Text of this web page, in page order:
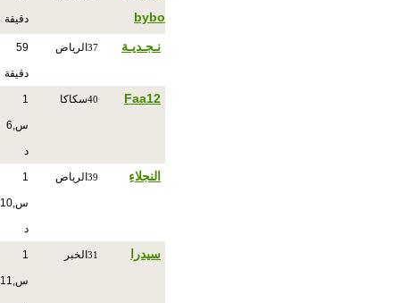
bybo
دقيقة
نـجـديـة 37 الرياض 59
دقيقة
Faa12
40سكاكا 1
س,6
د
النجلاءِ 39 الرياض 1
س,10
د
سيدرا 31 الخبر 1
س,11